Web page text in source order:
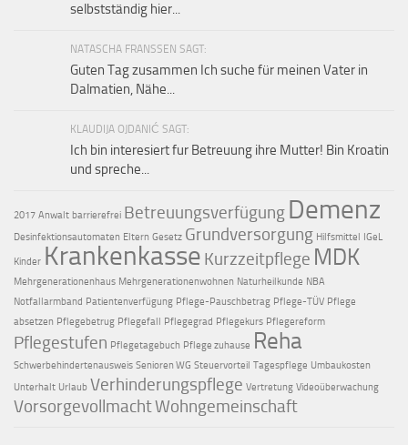
selbstständig hier...
NATASCHA FRANSSEN SAGT:
Guten Tag zusammen Ich suche für meinen Vater in
Dalmatien, Nähe...
KLAUDIJA OJDANIĆ SAGT:
Ich bin interesiert fur Betreuung ihre Mutter! Bin Kroatin
und spreche...
2017 Anwalt barrierefrei Betreuungsverfügung Demenz
Desinfektionsautomaten Eltern Gesetz Grundversorgung Hilfsmittel IGeL
Kinder Krankenkasse Kurzzeitpflege MDK
Mehrgenerationenhaus Mehrgenerationenwohnen Naturheilkunde NBA
Notfallarmband Patientenverfügung Pflege-Pauschbetrag Pflege-TÜV Pflege
absetzen Pflegebetrug Pflegefall Pflegegrad Pflegekurs Pflegereform
Pflegestufen Pflegetagebuch Pflege zuhause Reha
Schwerbehindertenausweis Senioren WG Steuervorteil Tagespflege Umbaukosten
Unterhalt Urlaub Verhinderungspflege Vertretung Videoüberwachung
VorsorgevollmachtWohngemeinschaft